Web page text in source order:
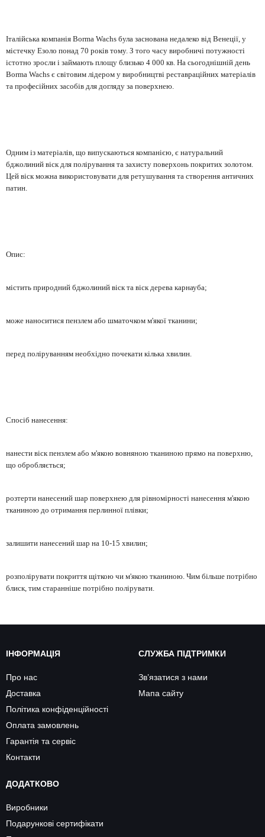
Італійська компанія Borma Wachs була заснована недалеко від Венеції, у
містечку Езоло понад 70 років тому. З того часу виробничі потужності
істотно зросли і займають площу близько 4 000 кв. На сьогоднішній день
Borma Wachs є світовим лідером у виробництві реставраційних матеріалів
та професійних засобів для догляду за поверхнею.
Одним із матеріалів, що випускаються компанією, є натуральний
бджолиний віск для полірування та захисту поверхонь покритих золотом.
Цей віск можна використовувати для ретушування та створення античних
патин.
Опис:
містить природний бджолиний віск та віск дерева карнауба;
може наноситися пензлем або шматочком м'якої тканини;
перед поліруванням необхідно почекати кілька хвилин.
Спосіб нанесення:
нанести віск пензлем або м'якою вовняною тканиною прямо на поверхню,
що обробляється;
розтерти нанесений шар поверхнею для рівномірності нанесення м'якою
тканиною до отримання перлинної плівки;
залишити нанесений шар на 10-15 хвилин;
розполірувати покриття щіткою чи м'якою тканиною. Чим більше потрібно
блиск, тим старанніше потрібно полірувати.
ІНФОРМАЦІЯ
Про нас
Доставка
Політика конфіденційності
Оплата замовлень
Гарантія та сервіс
Контакти
СЛУЖБА ПІДТРИМКИ
Зв’язатися з нами
Мапа сайту
ДОДАТКОВО
Виробники
Подарункові сертифікати